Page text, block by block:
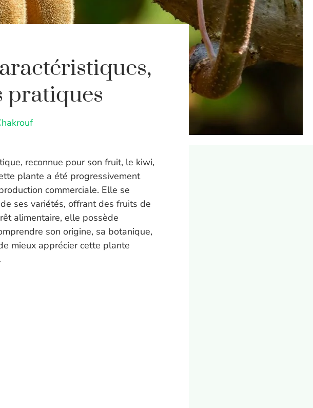
pratiques
reconnue pour son fruit, le kiwi,
plante a été progressivement
commerciale. Elle se
ses variétés, offrant des fruits de
alimentaire, elle possède
son origine, sa botanique,
mieux apprécier cette plante